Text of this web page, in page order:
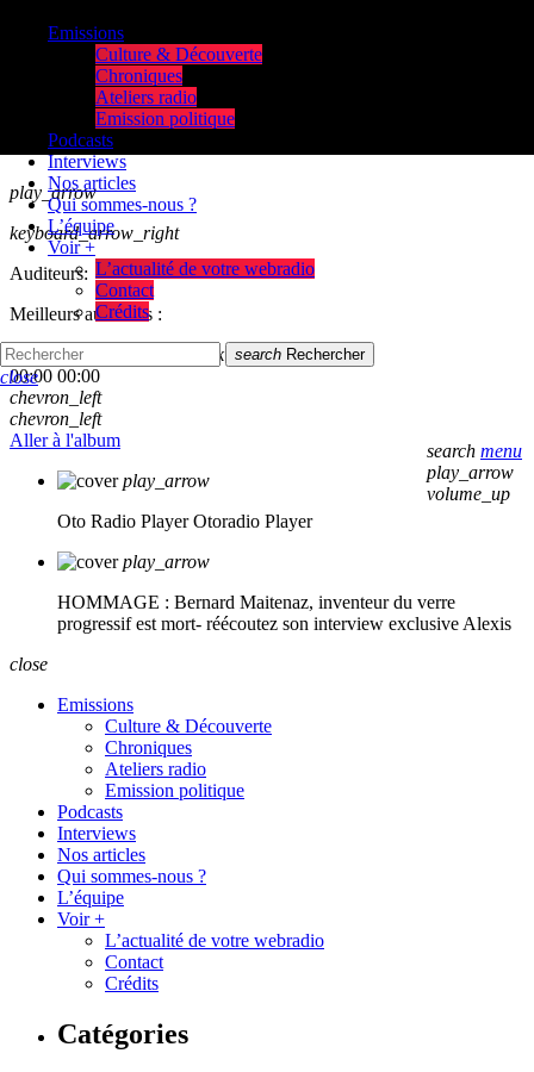
play_arrow
keyboard_arrow_right
Auditeurs:
Meilleurs auditeurs :
skip_previous
skip_next
00:00 00:00
chevron_left
chevron_left
Aller à l'album
play_arrow
Oto Radio Player Otoradio Player
play_arrow
HOMMAGE : Bernard Maitenaz, inventeur du verre
progressif est mort- réécoutez son interview exclusive Alexis
Emissions
Culture & Découverte
Chroniques
Ateliers radio
Emission politique
Podcasts
Interviews
Nos articles
Qui sommes-nous ?
L’équipe
Voir +
L’actualité de votre webradio
Contact
Crédits
search menu
play_arrow
volume_up
search Rechercher
close
close
Emissions
Culture & Découverte
Chroniques
Ateliers radio
Emission politique
Podcasts
Interviews
Nos articles
Qui sommes-nous ?
L’équipe
Voir +
L’actualité de votre webradio
Contact
Crédits
Catégories